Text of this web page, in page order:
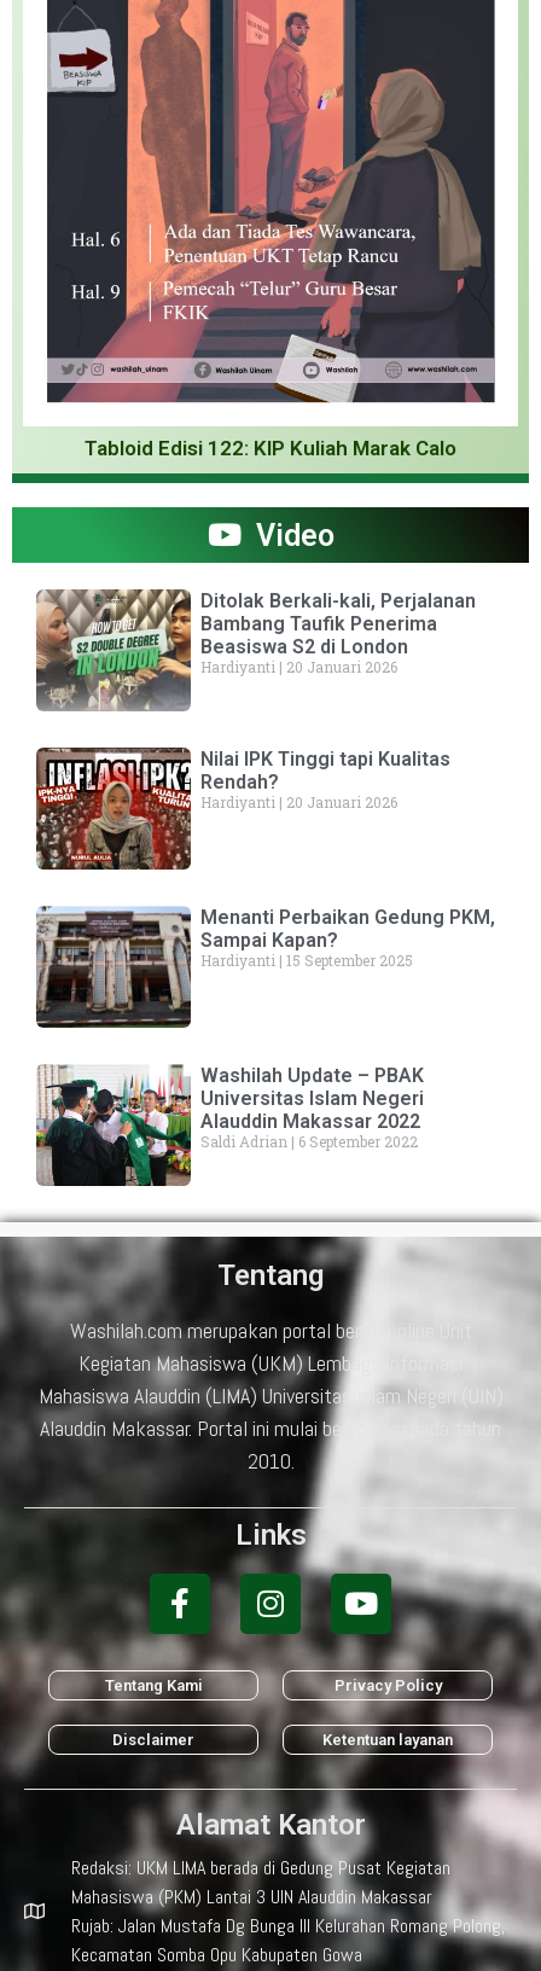
Tabloid Edisi 122: KIP Kuliah Marak Calo
Video
Ditolak Berkali-kali, Perjalanan
Bambang Taufik Penerima
Beasiswa S2 di London
Hardiyanti 20 Januari 2026
Nilai IPK Tinggi tapi Kualitas
Rendah?
Hardiyanti 20 Januari 2026
Menanti Perbaikan Gedung PKM,
Sampai Kapan?
Hardiyanti 15 September 2025
Washilah Update – PBAK
Universitas Islam Negeri
Alauddin Makassar 2022
Saldi Adrian 6 September 2022
Tentang
Washilah.com merupakan portal berita online Unit
Kegiatan Mahasiswa (UKM) Lembaga Informasi
Mahasiswa Alauddin (LIMA) Universitas Islam Negeri (UIN)
Alauddin Makassar. Portal ini mulai beroperasi pada tahun
2010.
Links
Tentang Kami
Disclaimer
Privacy Policy
Ketentuan layanan
Alamat Kantor
Redaksi: UKM LIMA berada di Gedung Pusat Kegiatan
Mahasiswa (PKM) Lantai 3 UIN Alauddin Makassar
Rujab: Jalan Mustafa Dg Bunga III Kelurahan Romang Polong,
Kecamatan Somba Opu Kabupaten Gowa